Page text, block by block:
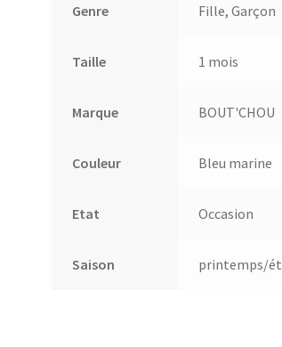
Genre Fille, Garçon
Taille 1 mois
Marque BOUT'CHOU
Couleur Bleu marine
Etat Occasion
Saison printemps/